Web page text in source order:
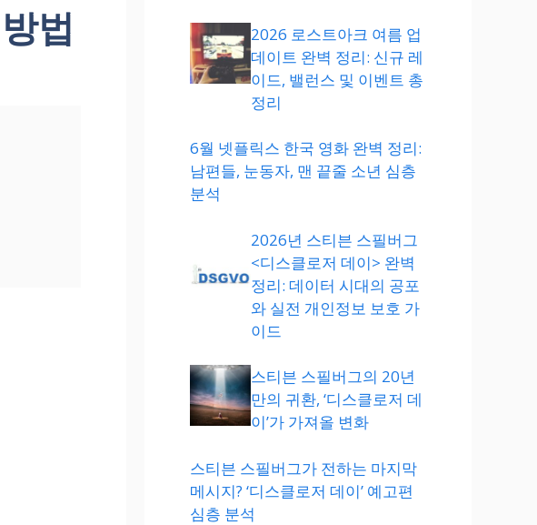
법
2026 로스트아크 여름 업
데이트 완벽 정리: 신규 레
이드, 밸런스 및 이벤트 총
정리
6월 넷플릭스 한국 영화 완벽 정리:
남편들, 눈동자, 맨 끝줄 소년 심층
분석
2026년 스티븐 스필버그
<디스클로저 데이> 완벽
정리: 데이터 시대의 공포
와 실전 개인정보 보호 가
이드
스티븐 스필버그의 20년
만의 귀환, ‘디스클로저 데
이’가 가져올 변화
스티븐 스필버그가 전하는 마지막
메시지? ‘디스클로저 데이’ 예고편
심층 분석